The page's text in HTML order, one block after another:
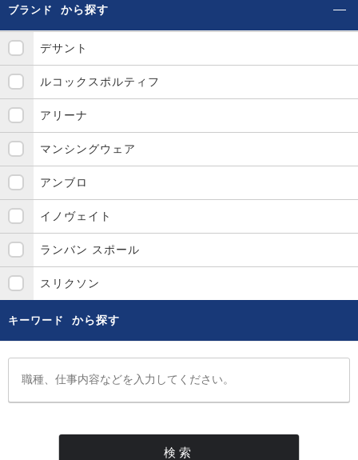
ブランド から探す
デサント
ルコックスポルティフ
アリーナ
マンシングウェア
アンブロ
イノヴェイト
ランバン スポール
スリクソン
キーワード から探す